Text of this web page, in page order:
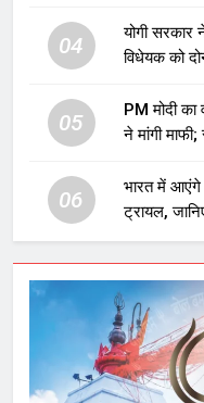
04
योगी
विधेयक को
05
PM मोदी
ने मांगी
06
भारत में आएंगे
ट्रायल,